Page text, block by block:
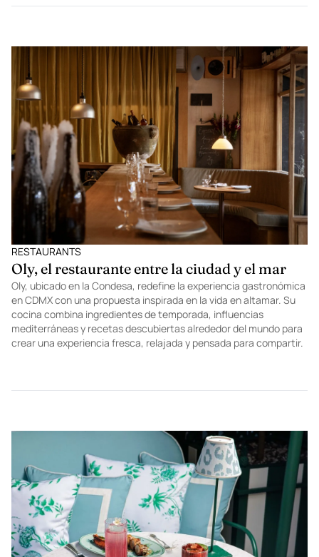
Ladurée presenta un brunch especial con
Michelle Catarata
La chef Michelle Catarata, reconocida como Repostera del Año
2025, será la invitada especial de la segunda edición del brunch
dominical de Ladurée el próximo 31 de mayo en Polanco.
RESTAURANTS
Oly, el restaurante entre la ciudad y el mar
Oly, ubicado en la Condesa, redefine la experiencia gastronómica
en CDMX con una propuesta inspirada en la vida en altamar. Su
cocina combina ingredientes de temporada, influencias
mediterráneas y recetas descubiertas alrededor del mundo para
crear una experiencia fresca, relajada y pensada para compartir.